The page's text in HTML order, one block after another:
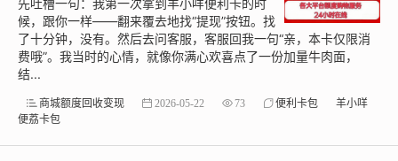
先吐槽一句：我第一次拿到羊小咩便利卡的时
候，跟你一样——翻来覆去地找“提现”按钮。找
了十分钟，没有。然后去问客服，客服回我一句“亲，本卡仅限消
费哦”。我当时的心情，就像你满心欢喜点了一份加量牛肉面，
结...
商城额度回收变现 2026-05-22 73 便利卡包
羊小咩
便荔卡包